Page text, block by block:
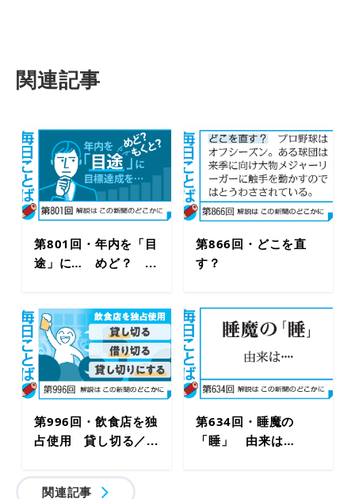
関連記事
第801回・年内を「目
途」に… めど？ ...
第866回・どこを直
す？
第996回・飲食店を独
占使用 貸し切る／...
第634回・睡魔の
「睡」 由来は…
関連記事